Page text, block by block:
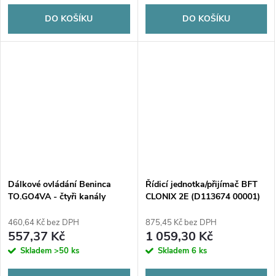
DO KOŠÍKU DO KOŠÍKU
Dálkové ovládání Beninca
TO.GO4VA - čtyři kanály
460,64 Kč bez DPH
557,37 Kč
Skladem >50 ks
Řídicí jednotka/přijímač BFT
CLONIX 2E (D113674 00001)
kódem
875,45 Kč bez DPH
1 059,30 Kč
Skladem 6 ks